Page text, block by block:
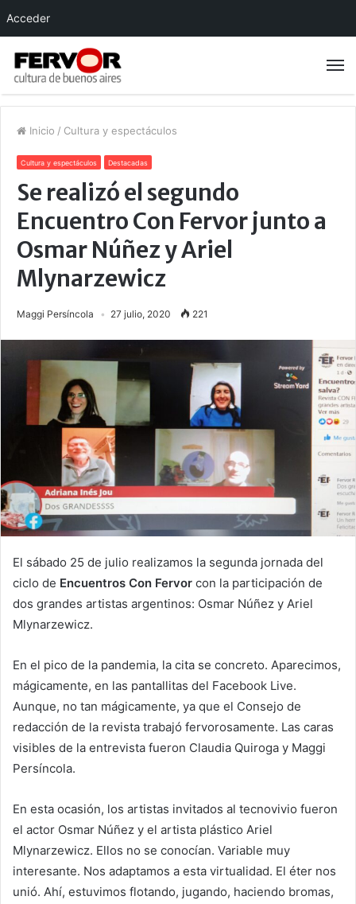
Inicio / Cultura y espectáculos
Cultura y espectáculos Destacadas
Se realizó el segundo
Encuentro Con Fervor junto a
Osmar Núñez y Ariel
Mlynarzewicz
Maggi Persíncola 27 julio, 2020 221
El sábado 25 de julio realizamos la segunda jornada del
ciclo de Encuentros Con Fervor con la participación de
dos grandes artistas argentinos: Osmar Núñez y Ariel
Mlynarzewicz.
En el pico de la pandemia, la cita se concreto. Aparecimos,
mágicamente, en las pantallitas del Facebook Live.
Aunque, no tan mágicamente, ya que el Consejo de
redacción de la revista trabajó fervorosamente. Las caras
visibles de la entrevista fueron Claudia Quiroga y Maggi
Persíncola.
En esta ocasión, los artistas invitados al tecnovivio fueron
el actor Osmar Núñez y el artista plástico Ariel
Mlynarzewicz. Ellos no se conocían. Variable muy
interesante. Nos adaptamos a esta virtualidad. El éter nos
unió. Ahí, estuvimos flotando, jugando, haciendo bromas,
Acceder